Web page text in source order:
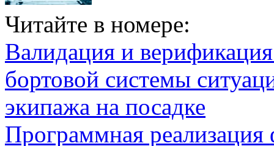
Читайте в номере:
Валидация и
бортовой системы
экипажа на посадке
Программная